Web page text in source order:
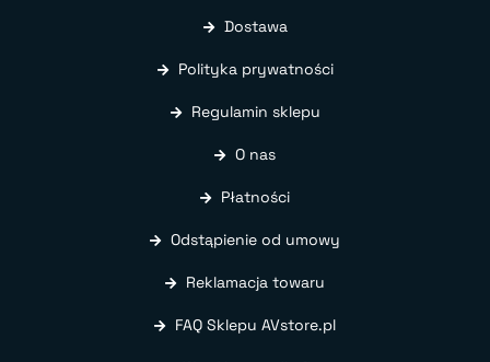
Dostawa
Polityka prywatności
Regulamin sklepu
O nas
Płatności
Odstąpienie od umowy
Reklamacja towaru
FAQ Sklepu AVstore.pl